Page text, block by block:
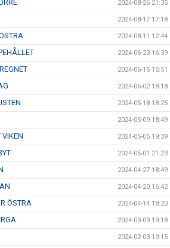
2024-08-26 21:35
2024-08-17 17:18
2024-08-11 12:44
2024-06-23 16:39
2024-06-15 15:51
2024-06-02 18:18
2024-05-18 18:25
2024-05-09 18:49
2024-05-05 19:39
2024-05-01 21:23
2024-04-27 18:49
2024-04-20 16:42
ÖSTRA 2024-04-14 18:20
2024-03-09 19:18
2024-02-03 19:15